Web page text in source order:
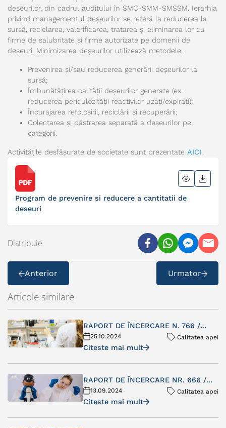
deșeurilor, din cadrul auditului în SMC-SMM-SMSSM. Ierarhia
privind managementul deșeurilor se referă la reducerea la
sursă, reciclarea, valorificarea, tratarea și eliminarea lor cu
firme de salubritate și firme autorizate pe domenii de
deșeuri. Minimizarea deșeurilor utilizează metodele:
Prevenirea și/sau reducerea generării deșeurilor la
sursă;
Îmbunătățirea calității deșeurilor generate (ex:
reducerea periculozității reactivilor uzați/expirați);
Încurajarea refolosirii, reciclării și recuperării;
Colectarea și păstrarea separată a deșeurilor pe
categorii.
Activitățile desfășurate de societate sunt prezentate AICI
Program de prevenire si reducere a cantitatii de
deseuri
Distribuie
Anterior Urmator
Articole similare
RAPORT DE ÎNCERCARE N. 766 /...
25.10.2024 Calitatea apei
Citeste mai mult
RAPORT DE ÎNCERCARE NR. 666 /...
13.09.2024 Calitatea apei
Citeste mai mult